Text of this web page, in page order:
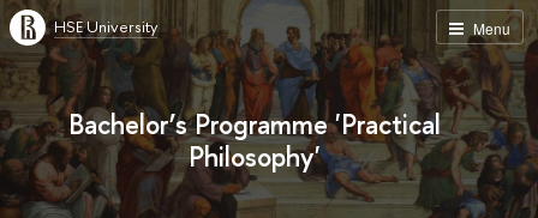
Menu
HSE University
Bachelor’s Programme 'Practical
Philosophy'